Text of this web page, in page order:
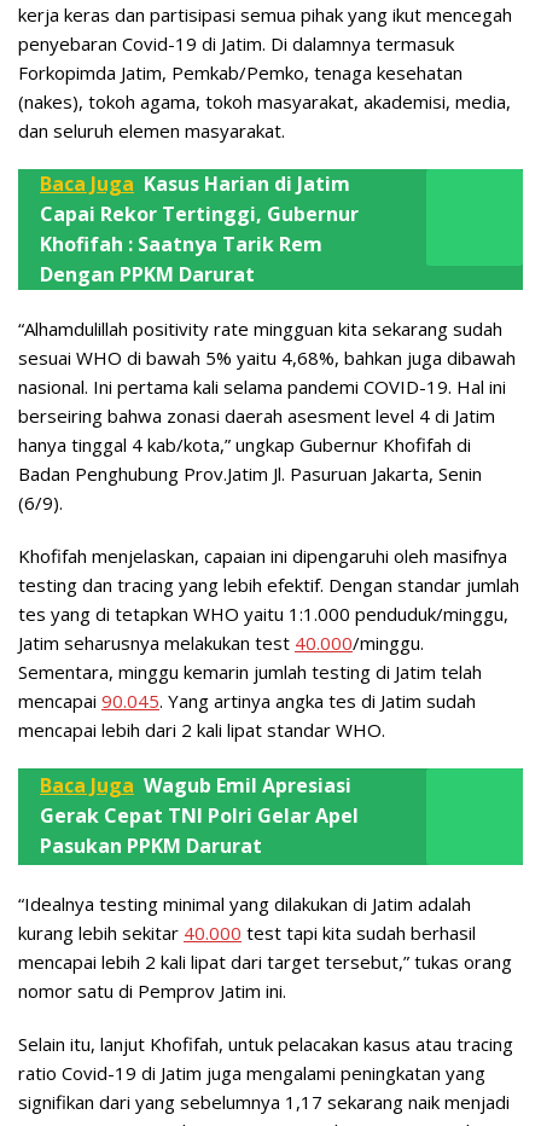
kerja keras dan partisipasi semua pihak yang ikut mencegah
penyebaran Covid-19 di Jatim. Di dalamnya termasuk
Forkopimda Jatim, Pemkab/Pemko, tenaga kesehatan
(nakes), tokoh agama, tokoh masyarakat, akademisi, media,
dan seluruh elemen masyarakat.
Baca Juga Kasus Harian di Jatim
Capai Rekor Tertinggi, Gubernur
Khofifah : Saatnya Tarik Rem
Dengan PPKM Darurat
“Alhamdulillah positivity rate mingguan kita sekarang sudah
sesuai WHO di bawah 5% yaitu 4,68%, bahkan juga dibawah
nasional. Ini pertama kali selama pandemi COVID-19. Hal ini
berseiring bahwa zonasi daerah asesment level 4 di Jatim
hanya tinggal 4 kab/kota,” ungkap Gubernur Khofifah di
Badan Penghubung Prov.Jatim Jl. Pasuruan Jakarta, Senin
(6/9).
Khofifah menjelaskan, capaian ini dipengaruhi oleh masifnya
testing dan tracing yang lebih efektif. Dengan standar jumlah
tes yang di tetapkan WHO yaitu 1:1.000 penduduk/minggu,
Jatim seharusnya melakukan test 40.000/minggu.
Sementara, minggu kemarin jumlah testing di Jatim telah
mencapai 90.045. Yang artinya angka tes di Jatim sudah
mencapai lebih dari 2 kali lipat standar WHO.
Baca Juga Wagub Emil Apresiasi
Gerak Cepat TNI Polri Gelar Apel
Pasukan PPKM Darurat
“Idealnya testing minimal yang dilakukan di Jatim adalah
kurang lebih sekitar 40.000 test tapi kita sudah berhasil
mencapai lebih 2 kali lipat dari target tersebut,” tukas orang
nomor satu di Pemprov Jatim ini.
Selain itu, lanjut Khofifah, untuk pelacakan kasus atau tracing
ratio Covid-19 di Jatim juga mengalami peningkatan yang
signifikan dari yang sebelumnya 1,17 sekarang naik menjadi